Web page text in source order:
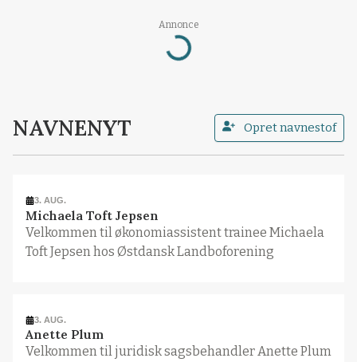
Annonce
Loading...
NAVNENYT Opret navnestof
3. AUG.
Michaela Toft Jepsen
Velkommen til økonomiassistent trainee Michaela
Toft Jepsen hos Østdansk Landboforening
3. AUG.
Anette Plum
Velkommen til juridisk sagsbehandler Anette Plum